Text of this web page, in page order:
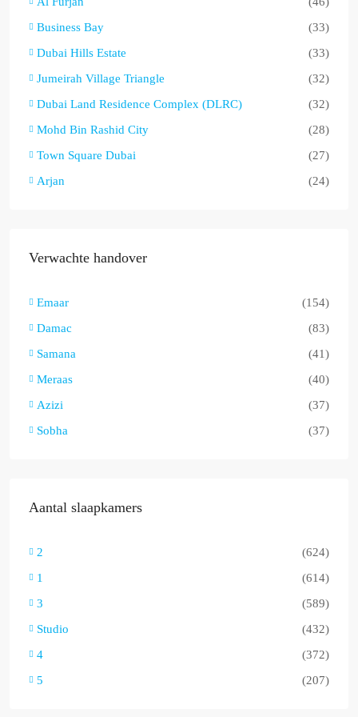
Business Bay
(33)
Dubai Hills Estate
(33)
Jumeirah Village Triangle
(32)
Dubai Land Residence Complex (DLRC)
(32)
Mohd Bin Rashid City
(28)
Town Square Dubai
(27)
Arjan
(24)
Verwachte handover
Emaar
(154)
Damac
(83)
Samana
(41)
Meraas
(40)
Azizi
(37)
Sobha
(37)
Aantal slaapkamers
2
(624)
1
(614)
3
(589)
Studio
(432)
4
(372)
5
(207)